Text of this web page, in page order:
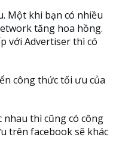
Một khi bạn có nhiều
tăng hoa hồng.
với Advertiser thì có
công thức tối ưu của
thì cũng có công
trên facebook sẽ khác